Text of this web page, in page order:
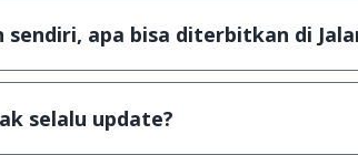
apa bisa diterbitkan di
dengan menyertakan Nama
selalu update?